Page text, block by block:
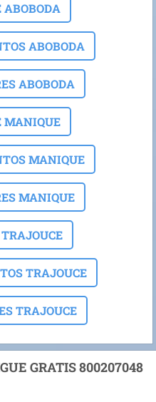
ABOBODA
ABOBODA
ABOBODA
MANIQUE
MANIQUE
MANIQUE
TRAJOUCE
TRAJOUCE
GRATIS 800207048